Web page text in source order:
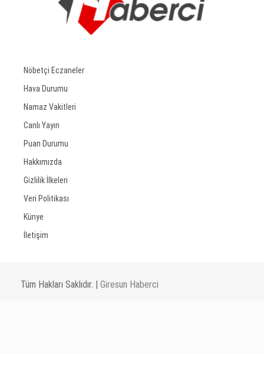
Nöbetçi Eczaneler
Hava Durumu
Namaz Vakitleri
Canlı Yayın
Puan Durumu
Hakkımızda
Gizlilik İlkeleri
Veri Politikası
Künye
İletişim
Tüm Hakları Saklıdır. | Giresun Haberci